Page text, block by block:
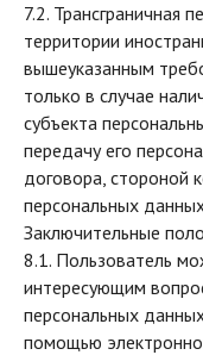
7.2. Трансграничная
территории
вышеуказанным
только в случае
субъекта
передачу его
договора, стороной
персональных
Заключительные
8.1. Пользователь
интересующим
персональных
помощью